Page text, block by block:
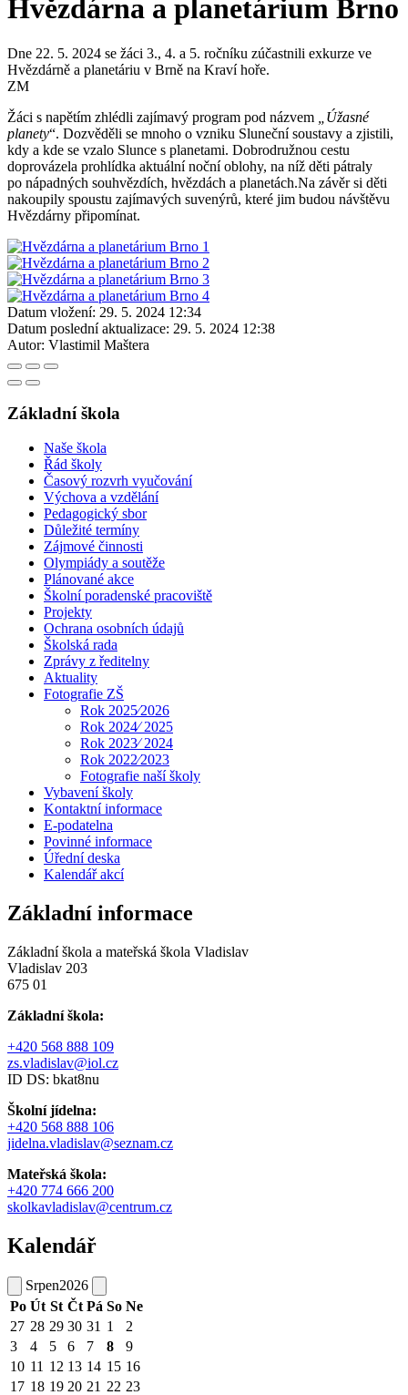
Hvězdárna a planetárium Brno
Dne 22. 5. 2024 se žáci 3., 4. a 5. ročníku zúčastnili exkurze ve
Hvězdárně a planetáriu v Brně na Kraví hoře.
ZM
Žáci s napětím zhlédli zajímavý program pod názvem
„Úžasné
planety“. Dozvěděli se mnoho o vzniku Sluneční soustavy a zjistili,
kdy a kde se vzalo Slunce s planetami. Dobrodružnou cestu
doprovázela prohlídka aktuální noční oblohy, na níž děti pátraly
po nápadných souhvězdích, hvězdách a planetách.Na závěr si děti
nakoupily spoustu zajímavých suvenýrů, které jim budou návštěvu
Hvězdárny připomínat.
Datum vložení: 29. 5. 2024 12:34
Datum poslední aktualizace: 29. 5. 2024 12:38
Autor: Vlastimil Maštera
Základní škola
Naše škola
Řád školy
Časový rozvrh vyučování
Výchova a vzdělání
Pedagogický sbor
Důležité termíny
Zájmové činnosti
Olympiády a soutěže
Plánované akce
Školní poradenské pracoviště
Projekty
Ochrana osobních údajů
Školská rada
Zprávy z ředitelny
Aktuality
Fotografie ZŠ
Rok 2025⁄2026
Rok 2024⁄ 2025
Rok 2023⁄ 2024
Rok 2022⁄2023
Fotografie naší školy
Vybavení školy
Kontaktní informace
E-podatelna
Povinné informace
Úřední deska
Kalendář akcí
Základní informace
Základní škola a mateřská škola Vladislav
Vladislav 203
675 01
Základní škola:
+420 568 888 109
zs.vladislav@iol.cz
ID DS: bkat8nu
Školní jídelna:
+420 568 888 106
jidelna.vladislav@seznam.cz
Mateřská škola:
+420 774 666 200
skolkavladislav@centrum.cz
Kalendář
Srpen2026
Po Út St Čt Pá So Ne
27 28 29 30 31 1
2
3
4 5 6 7 8
9
10 11 12 13 14 15 16
17 18 19 20 21 22 23